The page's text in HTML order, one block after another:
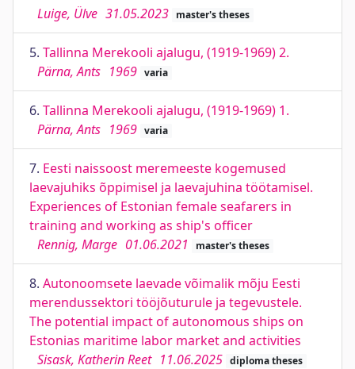
Luige, Ülve 31.05.2023 master's theses
5. Tallinna Merekooli ajalugu, (1919-1969) 2.
Pärna, Ants 1969 varia
6. Tallinna Merekooli ajalugu, (1919-1969) 1.
Pärna, Ants 1969 varia
7. Eesti naissoost meremeeste kogemused
laevajuhiks õppimisel ja laevajuhina töötamisel.
Experiences of Estonian female seafarers in
training and working as ship's officer
Rennig, Marge 01.06.2021 master's theses
8. Autonoomsete laevade võimalik mõju Eesti
merendussektori tööjõuturule ja tegevustele.
The potential impact of autonomous ships on
Estonias maritime labor market and activities
Sisask, Katherin Reet 11.06.2025 diploma theses